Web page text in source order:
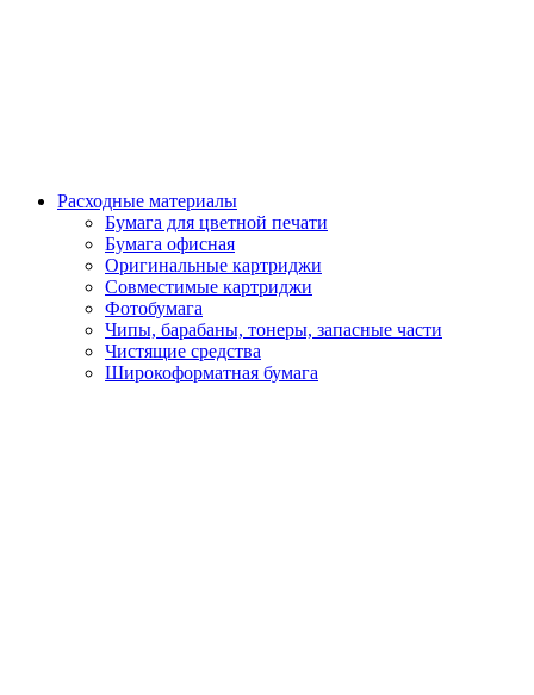
Расходные материалы
Бумага для цветной печати
Бумага офисная
Оригинальные картриджи
Совместимые картриджи
Фотобумага
Чипы, барабаны, тонеры, запасные части
Чистящие средства
Широкоформатная бумага